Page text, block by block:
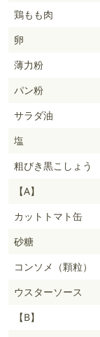
鶏もも肉
卵
薄力粉
パン粉
サラダ油
塩
粗びき黒こしょう
【A】
カットトマト缶
砂糖
コンソメ（顆粒）
ウスターソース
【B】